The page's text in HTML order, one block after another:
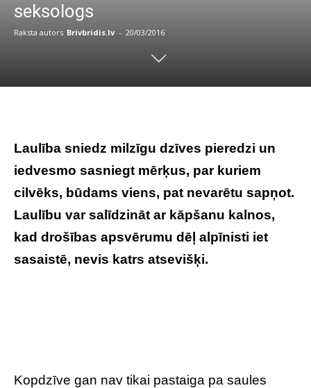
seksologs
Raksta autors Brivbridis.lv - 20/03/2016
Laulība sniedz milzīgu dzīves pieredzi un
iedvesmo sasniegt mērķus, par kuriem
cilvēks, būdams viens, pat nevarētu sapņot.
Laulību var salīdzināt ar kāpšanu kalnos,
kad drošības apsvērumu dēļ alpīnisti iet
sasaistē, nevis katrs atsevišķi.
Kopdzīve gan nav tikai pastaiga pa saules